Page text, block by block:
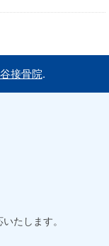
接骨院.
たします。